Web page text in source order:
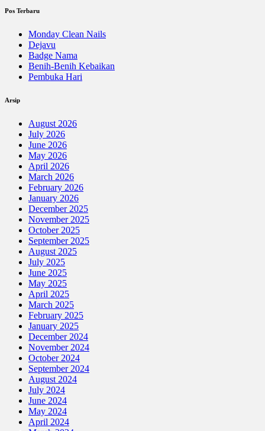
Pos Terbaru
Monday Clean Nails
Dejavu
Badge Nama
Benih-Benih Kebaikan
Pembuka Hari
Arsip
August 2026
July 2026
June 2026
May 2026
April 2026
March 2026
February 2026
January 2026
December 2025
November 2025
October 2025
September 2025
August 2025
July 2025
June 2025
May 2025
April 2025
March 2025
February 2025
January 2025
December 2024
November 2024
October 2024
September 2024
August 2024
July 2024
June 2024
May 2024
April 2024